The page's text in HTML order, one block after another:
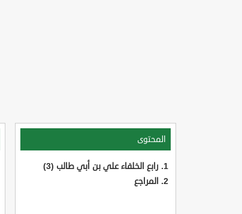
المحتوى
رابع الخلفاء علي بن أبي طالب (3)
المراجع